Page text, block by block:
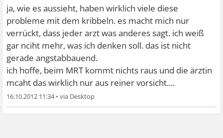
ja, wie es aussieht, haben wirklich viele diese
probleme mit dem kribbeln. es macht mich nur
verrückt, dass jeder arzt was anderes sagt. ich weiß
gar nciht mehr, was ich denken soll. das ist nicht
gerade angstabbauend.
ich hoffe, beim MRT kommt nichts raus und die ärztin
mcaht das wirklich nur aus reiner vorsicht....
16.10.2012 11:34•